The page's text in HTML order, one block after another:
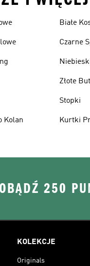
Kolan
Białe
Czarne
Złote
Stopki
Kurtki
250
KOLEKCJE
Originals